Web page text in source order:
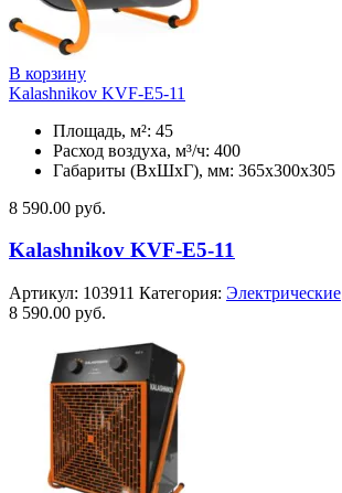
В корзину
Kalashnikov KVF-E5-11
Площадь, м²: 45
Расход воздуха, м³/ч: 400
Габариты (ВхШхГ), мм: 365x300x305
8 590.00 руб.
Kalashnikov KVF-E5-11
Артикул: 103911 Категория: Электрические
8 590.00 руб.